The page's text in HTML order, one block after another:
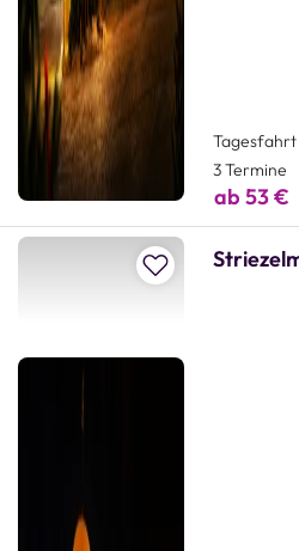
Tagesfahrt
3 Termine
ab 53 €
Zur Merkliste